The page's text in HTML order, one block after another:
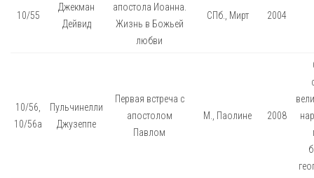
10/55
Джекман
Дейвид
апостола Иоанна.
Жизнь в Божьей
любви
СПб., Мирт 2004
10/56,
10/56а
Пульчинелли
Джузеппе
Первая встреча с
апостолом
Павлом
М., Паолине 2008